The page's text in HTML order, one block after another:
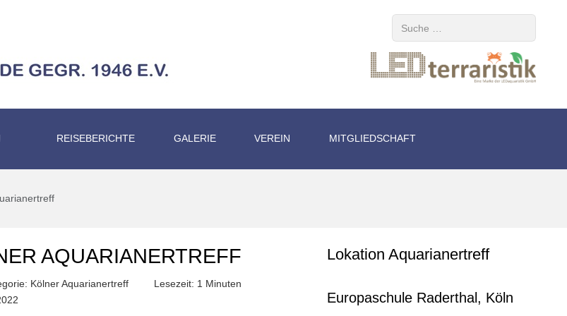
REISEBERICHTE GALERIE VEREIN MITGLIEDSCHAFT
AQUARIANERTREFF
Kölner Aquarianertreff
Lesezeit: 1 Minuten
Lokation Aquarianertreff
Europaschule Raderthal, Köln